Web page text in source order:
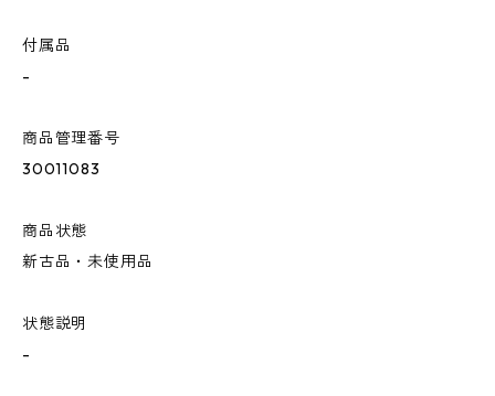
付属品
-
商品管理番号
30011083
商品状態
新古品・未使用品
状態説明
-